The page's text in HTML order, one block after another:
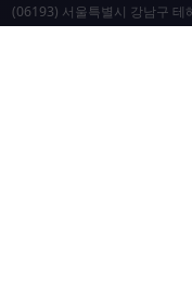
(06193) 서울특별시 강남구